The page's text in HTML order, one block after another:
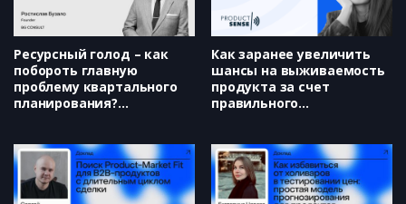
Ресурсный голод – как
побороть главную
проблему квартального
планирования?
Как заранее увеличить
шансы на выживаемость
продукта за счет
правильного
построения ценностного
предложения (Ксения
Шмелькова)